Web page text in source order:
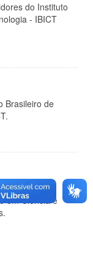
do Instituto
- IBICT
Brasileiro de
ao
em Ciência e